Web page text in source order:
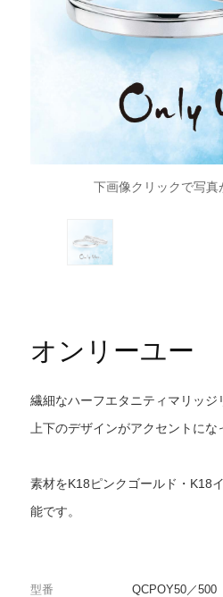
下画像クリックで写真
オンリーユー
繊細なハーフエタニティマリッジ
上下のデザインがアクセントにな
素材をK18ピンクゴールド・K18
能です。
型番 QCPOY50／500